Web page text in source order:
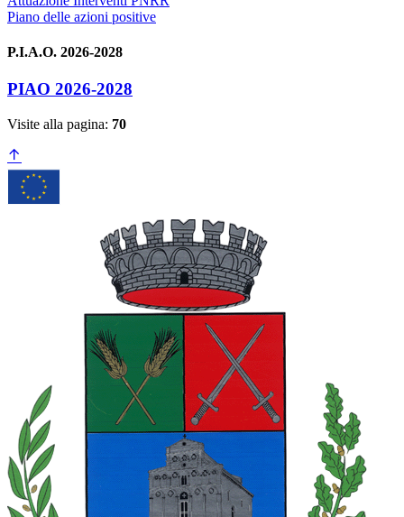
Piano delle azioni positive
P.I.A.O. 2026-2028
PIAO 2026-2028
Visite alla pagina: 70